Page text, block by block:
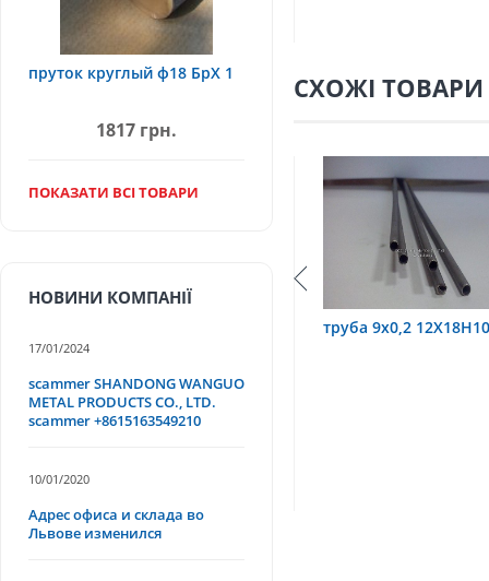
СХОЖІ ТОВАРИ
труба 75х1,5,
пруток круглый ф18 БрХ 1
1817 грн.
ПОКАЗАТИ ВСІ ТОВАРИ
НОВИНИ КОМПАНІЇ
17/01/2024
scammer SHANDONG WANGUO
METAL PRODUCTS CO., LTD.
scammer +8615163549210
10/01/2020
Адрес офиса и склада во
Львове изменился